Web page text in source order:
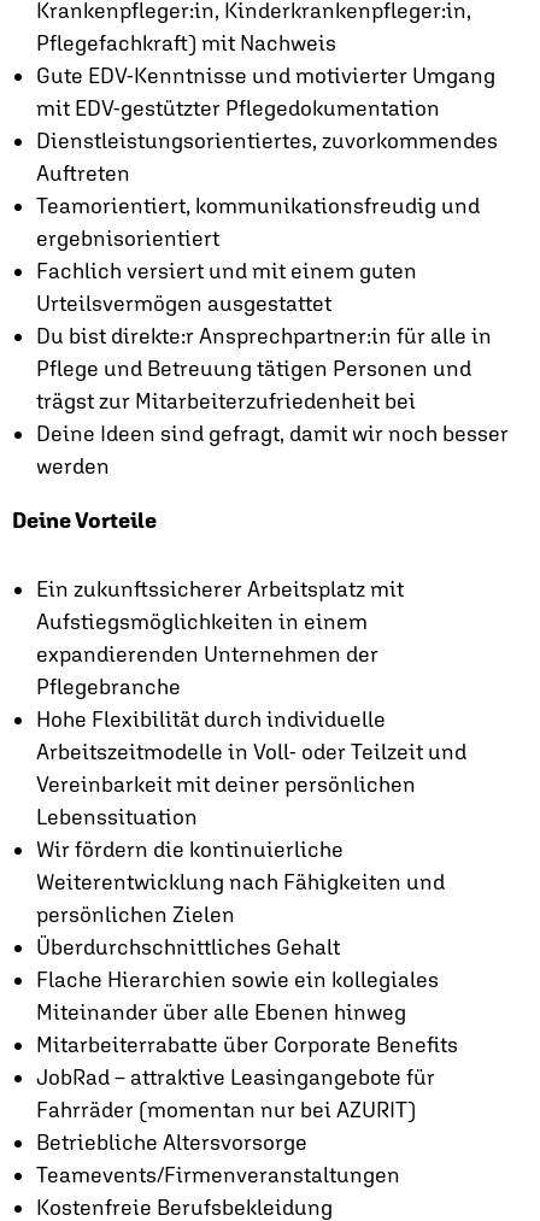
Krankenpfleger:in, Kinderkrankenpfleger:in,
Pflegefachkraft) mit Nachweis
Gute EDV-Kenntnisse und motivierter Umgang
mit EDV-gestützter Pflegedokumentation
Dienstleistungsorientiertes, zuvorkommendes
Auftreten
Teamorientiert, kommunikationsfreudig und
ergebnisorientiert
Fachlich versiert und mit einem guten
Urteilsvermögen ausgestattet
Du bist direkte:r Ansprechpartner:in für alle in
Pflege und Betreuung tätigen Personen und
trägst zur Mitarbeiterzufriedenheit bei
Deine Ideen sind gefragt, damit wir noch besser
werden
Deine Vorteile
Ein zukunftssicherer Arbeitsplatz mit
Aufstiegsmöglichkeiten in einem
expandierenden Unternehmen der
Pflegebranche
Hohe Flexibilität durch individuelle
Arbeitszeitmodelle in Voll- oder Teilzeit und
Vereinbarkeit mit deiner persönlichen
Lebenssituation
Wir fördern die kontinuierliche
Weiterentwicklung nach Fähigkeiten und
persönlichen Zielen
Überdurchschnittliches Gehalt
Flache Hierarchien sowie ein kollegiales
Miteinander über alle Ebenen hinweg
Mitarbeiterrabatte über Corporate Benefits
JobRad – attraktive Leasingangebote für
Fahrräder (momentan nur bei AZURIT)
Betriebliche Altersvorsorge
Teamevents/Firmenveranstaltungen
Kostenfreie Berufsbekleidung